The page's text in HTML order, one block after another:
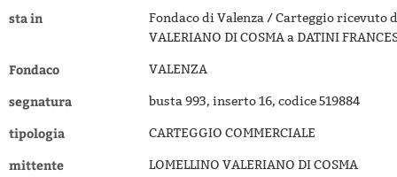
sta in
Fondaco di Valenza / Carteggio ricevuto
VALERIANO DI COSMA a DATINI
Fondaco VALENZA
segnatura busta 993, inserto 16, codice 519884
tipologia CARTEGGIO COMMERCIALE
mittente LOMELLINO VALERIANO DI COSMA